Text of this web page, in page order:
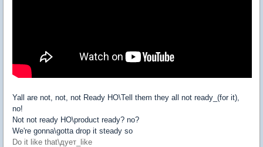
Yall are not, not, not Ready HO\Tell them they all not ready_(for it),
no!
Not not ready HO\product ready? no?
We're gonna\gotta drop it steady so
Do it like that\дует_like